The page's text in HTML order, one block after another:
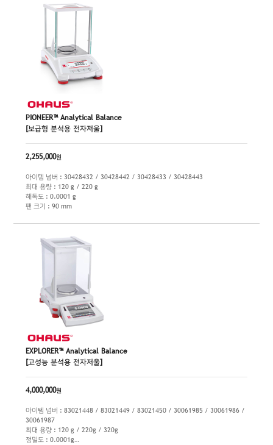
PIONEER™ Analytical Balance
[보급형 분석용 전자저울]
2,255,000원
아이템 넘버 : 30428432 / 30428442 / 30428433 / 30428443
최대 용량 : 120 g / 220 g
해독도 : 0.0001 g
팬 크기 : 90 mm
EXPLORER™ Analytical Balance
[고성능 분석용 전자저울]
4,000,000원
아이템 넘버 : 83021448 / 83021449 / 83021450 / 30061985 / 30061986 /
30061987
최대 용량 : 120 g / 220g / 320g
정밀도 : 0.0001g